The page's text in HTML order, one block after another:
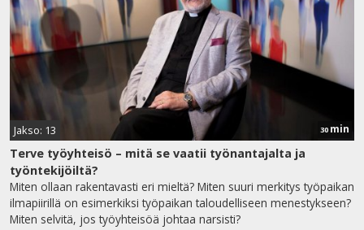
Jakso: 13 30 min
Terve työyhteisö – mitä se vaatii työnantajalta ja
työntekijöiltä?
Miten ollaan rakentavasti eri mieltä? Miten suuri merkitys työpaikan
ilmapiirillä on esimerkiksi työpaikan taloudelliseen menestykseen?
Miten selvitä, jos työyhteisöä johtaa narsisti?